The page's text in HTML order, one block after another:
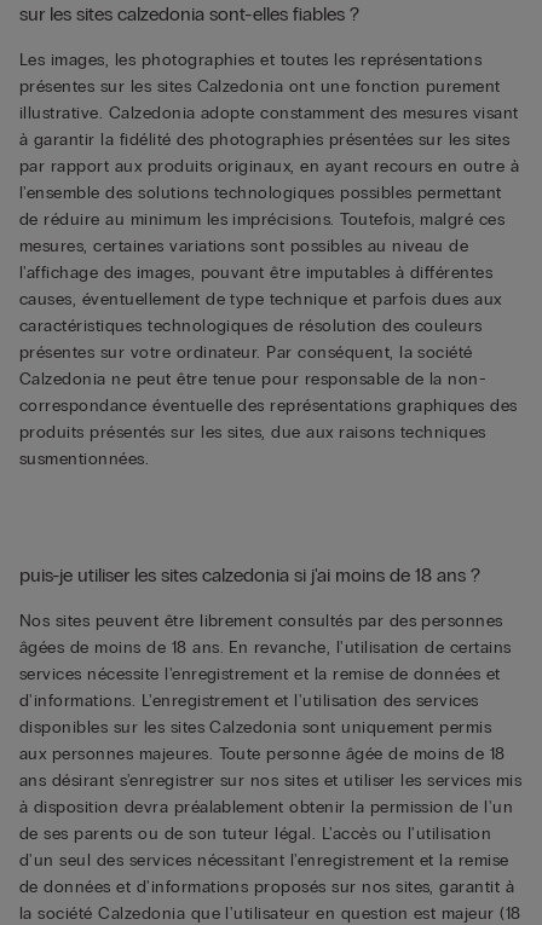
sur les sites calzedonia sont-elles fiables ?
Les images, les photographies et toutes les représentations
présentes sur les sites Calzedonia ont une fonction purement
illustrative. Calzedonia adopte constamment des mesures visant
à garantir la fidélité des photographies présentées sur les sites
par rapport aux produits originaux, en ayant recours en outre à
l'ensemble des solutions technologiques possibles permettant
de réduire au minimum les imprécisions. Toutefois, malgré ces
mesures, certaines variations sont possibles au niveau de
l'affichage des images, pouvant être imputables à différentes
causes, éventuellement de type technique et parfois dues aux
caractéristiques technologiques de résolution des couleurs
présentes sur votre ordinateur. Par conséquent, la société
Calzedonia ne peut être tenue pour responsable de la non-
correspondance éventuelle des représentations graphiques des
produits présentés sur les sites, due aux raisons techniques
susmentionnées.
puis-je utiliser les sites calzedonia si j'ai moins de 18 ans ?
Nos sites peuvent être librement consultés par des personnes
âgées de moins de 18 ans. En revanche, l'utilisation de certains
services nécessite l'enregistrement et la remise de données et
d'informations. L'enregistrement et l'utilisation des services
disponibles sur les sites Calzedonia sont uniquement permis
aux personnes majeures. Toute personne âgée de moins de 18
ans désirant s'enregistrer sur nos sites et utiliser les services mis
à disposition devra préalablement obtenir la permission de l'un
de ses parents ou de son tuteur légal. L'accès ou l'utilisation
d'un seul des services nécessitant l'enregistrement et la remise
de données et d'informations proposés sur nos sites, garantit à
la société Calzedonia que l'utilisateur en question est majeur (18